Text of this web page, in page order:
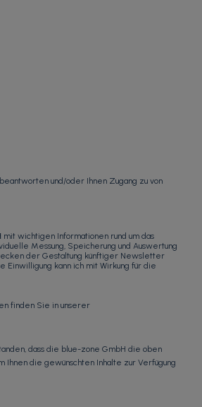
und/oder Ihnen Zugang zu von
mit wichtigen Informationen rund um das
Messung, Speicherung und Auswertung
der Gestaltung künftiger Newsletter
kann ich mit Wirkung für die
finden Sie in unserer
dass die blue-zone GmbH die oben
die gewünschten Inhalte zur Verfügung